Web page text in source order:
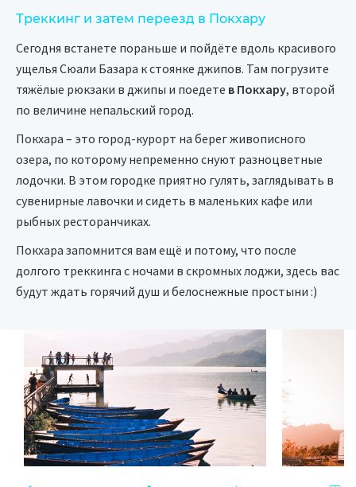
Треккинг и затем переезд в Покхару
Сегодня встанете пораньше и пойдёте вдоль красивого
ущелья Сюали Базара к стоянке джипов. Там погрузите
тяжёлые рюкзаки в джипы и поедете в Покхару, второй
по величине непальский город.
Покхара – это город-курорт на берег живописного
озера, по которому непременно снуют разноцветные
лодочки. В этом городке приятно гулять, заглядывать в
сувенирные лавочки и сидеть в маленьких кафе или
рыбных ресторанчиках.
Покхара запомнится вам ещё и потому, что после
долгого треккинга с ночами в скромных лоджи, здесь вас
будут ждать горячий душ и белоснежные простыни :)